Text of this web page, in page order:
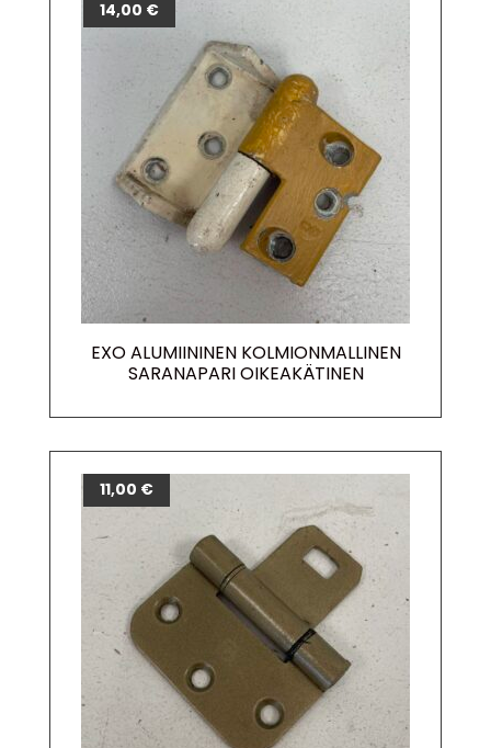
EXO ALUMIININEN KOLMIONMALLINEN
SARANAPARI OIKEAKÄTINEN
14,00 €
11,00 €